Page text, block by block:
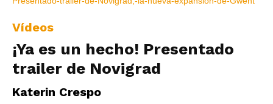
Vídeos
¡Ya es un hecho! Presentado
trailer de Novigrad
Katerin Crespo